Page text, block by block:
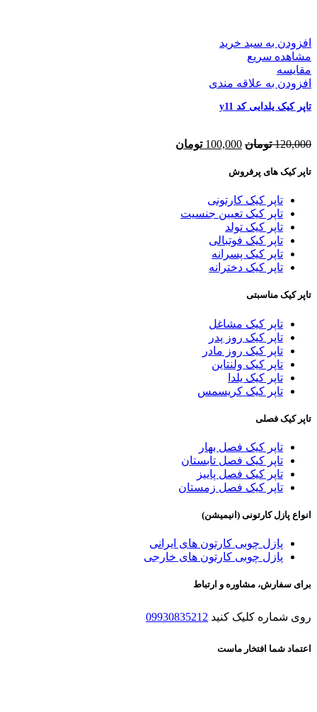
افزودن به سبد خرید
مشاهده سریع
مقایسه
افزودن به علاقه مندی
تاپر کیک یلدایی کد y11
120,000 تومان 100,000 تومان
تاپر کیک های پرفروش
تاپر کیک کارتونی
تاپر کیک تعیین جنسیت
تاپر کیک تولد
تاپر کیک فوتبالی
تاپر کیک پسرانه
تاپر کیک دخترانه
تاپر کیک مناسبتی
تاپر کیک مشاغل
تاپر کیک روز پدر
تاپر کیک روز مادر
تاپر کیک ولنتاین
تاپر کیک یلدا
تاپر کیک کریسمس
تاپر کیک فصلی
تاپر کیک فصل بهار
تاپر کیک فصل تابستان
تاپر کیک فصل پاییز
تاپر کیک فصل زمستان
انواع پازل کارتونی (انیمیشن)
پازل چوبی کارتون های ایرانی
پازل چوبی کارتون های خارجی
برای سفارش، مشاوره و ارتباط
روی شماره کلیک کنید 09930835212
اعتماد شما افتخار ماست